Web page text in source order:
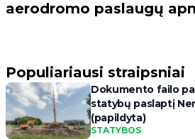
aerodromo paslaugų
Populiariausi straipsniai
Dokumento failo
statybų paslaptį
(papildyta)
STATYBOS